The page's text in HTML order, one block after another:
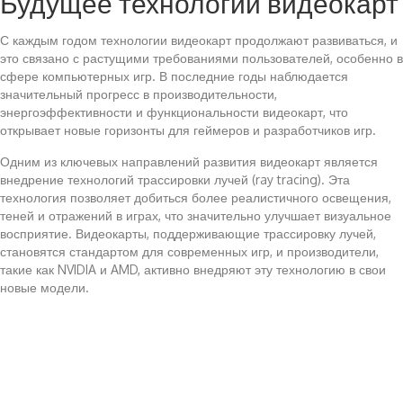
С каждым годом технологии видеокарт продолжают развиваться, и
это связано с растущими требованиями пользователей, особенно в
сфере компьютерных игр. В последние годы наблюдается
значительный прогресс в производительности,
энергоэффективности и функциональности видеокарт, что
открывает новые горизонты для геймеров и разработчиков игр.
Одним из ключевых направлений развития видеокарт является
внедрение технологий трассировки лучей (ray tracing). Эта
технология позволяет добиться более реалистичного освещения,
теней и отражений в играх, что значительно улучшает визуальное
восприятие. Видеокарты, поддерживающие трассировку лучей,
становятся стандартом для современных игр, и производители,
такие как NVIDIA и AMD, активно внедряют эту технологию в свои
новые модели.